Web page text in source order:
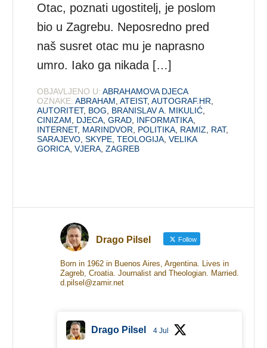
Otac, poznati ugostitelj, je poslom
bio u Zagrebu. Neposredno pred
naš susret otac mu je naprasno
umro. Iako ga nikada […]
OBJAVLJENO U: ABRAHAMOVA DJECA
OZNAKE: ABRAHAM ,ATEIST,AUTOGRAF.HR
AUTORITET, BOG BRANISLAV A. MIKULIĆ
CINIZAM
DJECA ,GRAD INFORMATIKA
INTERNET, MARINDVOR POLITIKA RAMIZ RAT,
SARAJEVO ,SKYPE ,TEOLOGIJA ,VELIKA
GORICA ,VJERA ,ZAGREB
Drago Pilsel Follow
Born in 1962 in Buenos Aires, Argentina. Lives in
Zagreb, Croatia. Journalist and Theologian. Married.
d.pilsel@zamir.net
Drago Pilsel 4 Jul